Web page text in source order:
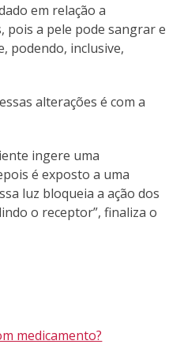
em relação a
pois a pele pode sangrar e
podendo, inclusive,
alterações é com a
ingere uma
é exposto a uma
luz bloqueia a ação dos
o receptor”, finaliza o
medicamento?